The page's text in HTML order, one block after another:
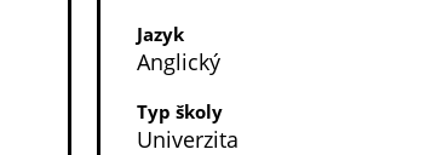
Jazyk
Anglický
Typ školy
Univerzita